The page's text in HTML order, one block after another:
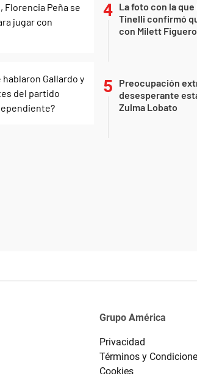
La foto con la que
Tinelli confirmó
con Milett
Preocupación
desesperante
Zulma Lobato
Grupo América
Privacidad
Términos y
Cookies